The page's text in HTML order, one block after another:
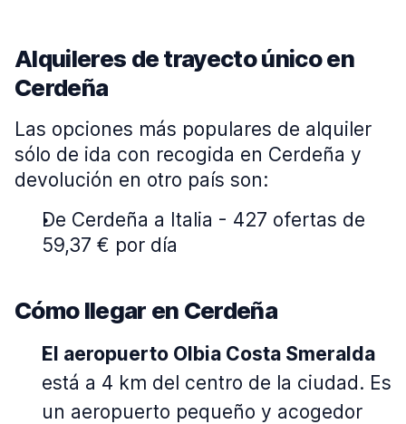
Alquileres de trayecto único en
Cerdeña
Las opciones más populares de alquiler
sólo de ida con recogida en Cerdeña y
devolución en otro país son:
De Cerdeña a Italia - 427 ofertas de
59,37 € por día
Cómo llegar en Cerdeña
El aeropuerto Olbia Costa Smeralda
está a 4 km del centro de la ciudad. Es
un aeropuerto pequeño y acogedor